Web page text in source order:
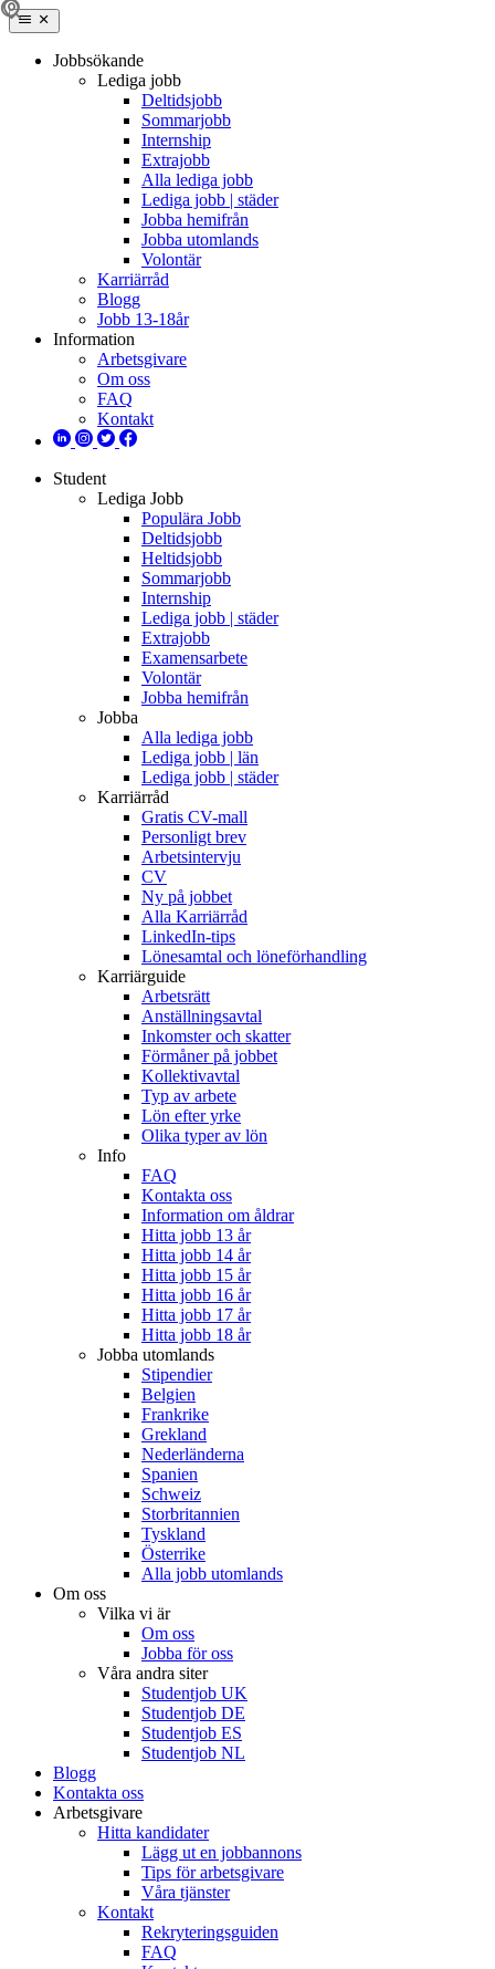
Jobbsökande
Lediga jobb
Deltidsjobb
Sommarjobb
Internship
Extrajobb
Alla lediga jobb
Lediga jobb | städer
Jobba hemifrån
Jobba utomlands
Volontär
Karriärråd
Blogg
Jobb 13-18år
Information
Arbetsgivare
Om oss
FAQ
Kontakt
Student
Lediga Jobb
Populära Jobb
Deltidsjobb
Heltidsjobb
Sommarjobb
Internship
Lediga jobb | städer
Extrajobb
Examensarbete
Volontär
Jobba hemifrån
Jobba
Alla lediga jobb
Lediga jobb | län
Lediga jobb | städer
Karriärråd
Gratis CV-mall
Personligt brev
Arbetsintervju
CV
Ny på jobbet
Alla Karriärråd
LinkedIn-tips
Lönesamtal och löneförhandling
Karriärguide
Arbetsrätt
Anställningsavtal
Inkomster och skatter
Förmåner på jobbet
Kollektivavtal
Typ av arbete
Lön efter yrke
Olika typer av lön
Info
FAQ
Kontakta oss
Information om åldrar
Hitta jobb 13 år
Hitta jobb 14 år
Hitta jobb 15 år
Hitta jobb 16 år
Hitta jobb 17 år
Hitta jobb 18 år
Jobba utomlands
Stipendier
Belgien
Frankrike
Grekland
Nederländerna
Spanien
Schweiz
Storbritannien
Tyskland
Österrike
Alla jobb utomlands
Om oss
Vilka vi är
Om oss
Jobba för oss
Våra andra siter
Studentjob UK
Studentjob DE
Studentjob ES
Studentjob NL
Blogg
Kontakta oss
Arbetsgivare
Hitta kandidater
Lägg ut en jobbannons
Tips för arbetsgivare
Våra tjänster
Kontakt
Rekryteringsguiden
FAQ